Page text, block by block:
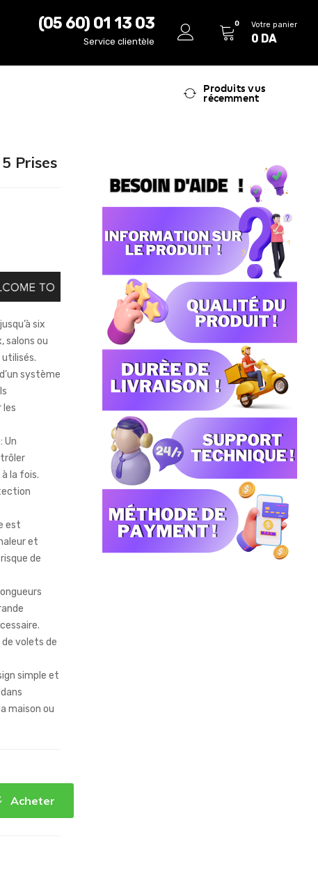
(05 60) 01 13 03
Service clientèle
0 Votre panier
0 DA
Produits vus
récemment
Prises
six
salons ou
système
les
: Un
la fois.
est
et
de
de volets de
simple et
maison ou
Acheter